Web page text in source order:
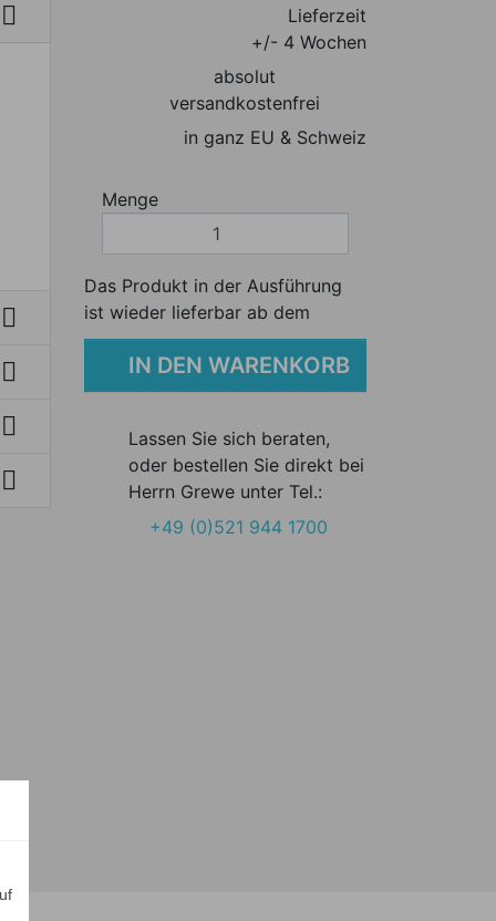





Lieferzeit
+/- 4 Wochen
absolut
versandkostenfrei
in ganz EU & Schweiz
Menge
Das Produkt in der Ausführung
ist wieder lieferbar ab dem
IN DEN WARENKORB
Lassen Sie sich beraten,
oder bestellen Sie direkt bei
Herrn Grewe unter Tel.:
+49 (0)521 944 1700